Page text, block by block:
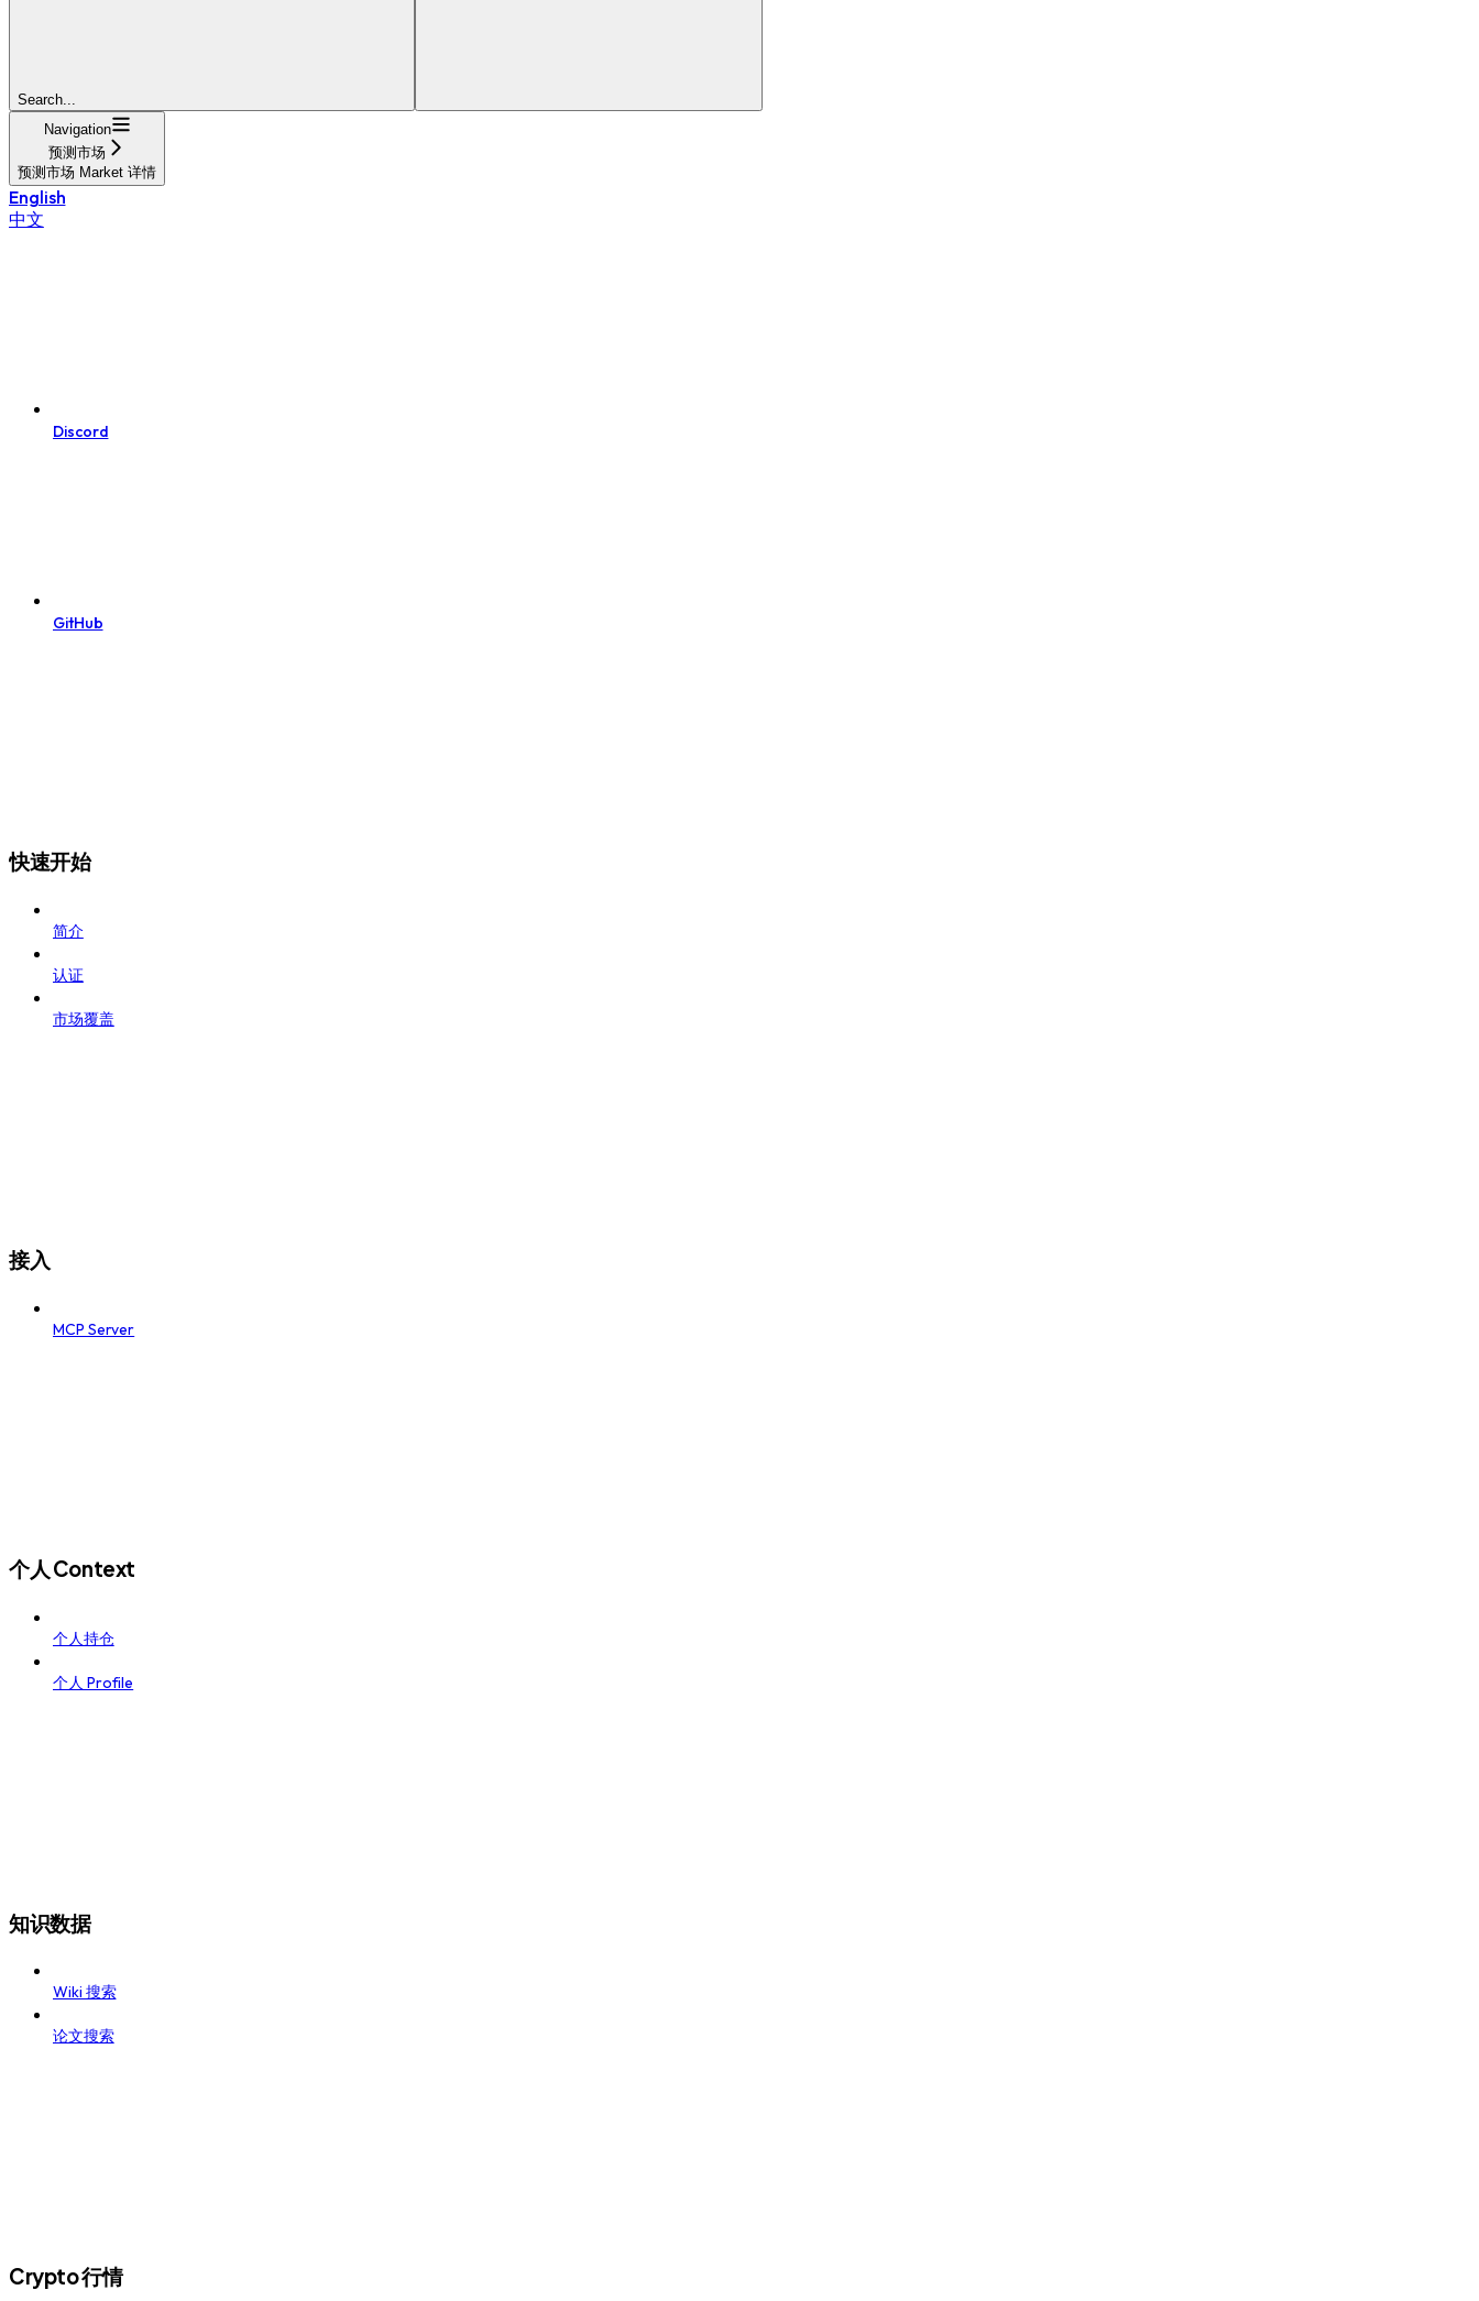
Search...
Navigation
预测市场
预测市场 Market 详情
English
中文
Discord
GitHub
快速开始
简介
认证
市场覆盖
接入
MCP Server
个人 Context
个人持仓
个人 Profile
知识数据
Wiki 搜索
论文搜索
Crypto 行情